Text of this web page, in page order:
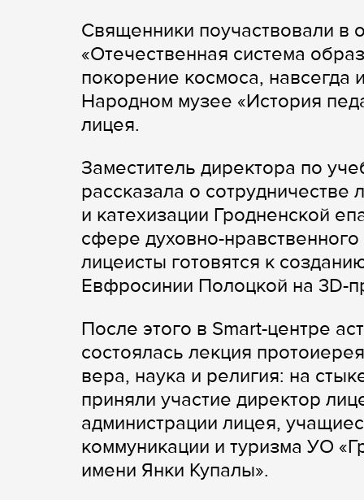
Священники поучаствовали в
«Отечественная система
покорение космоса,
Народном музее «История
лицея.
Заместитель директора по
рассказала о
и катехизации Гродненской
сфере духовно-
лицеисты готовятся к
Евфросинии Полоцкой на 3D-
После этого в Smart-центре
состоялась лекция
вера, наука и религия: на
приняли участие директор
администрации лицея,
коммуникации и туризма УО
имени Янки Купалы».